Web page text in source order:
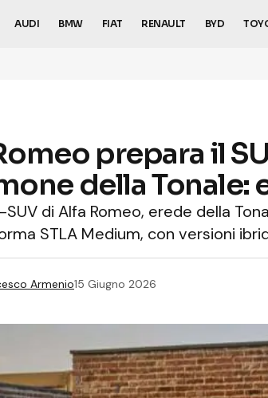
AUDI BMW FIAT RENAULT BYD
prepara il
della Tonale:
SUV di Alfa Romeo, erede della
STLA Medium, con versioni
Armenio15 Giugno 2026